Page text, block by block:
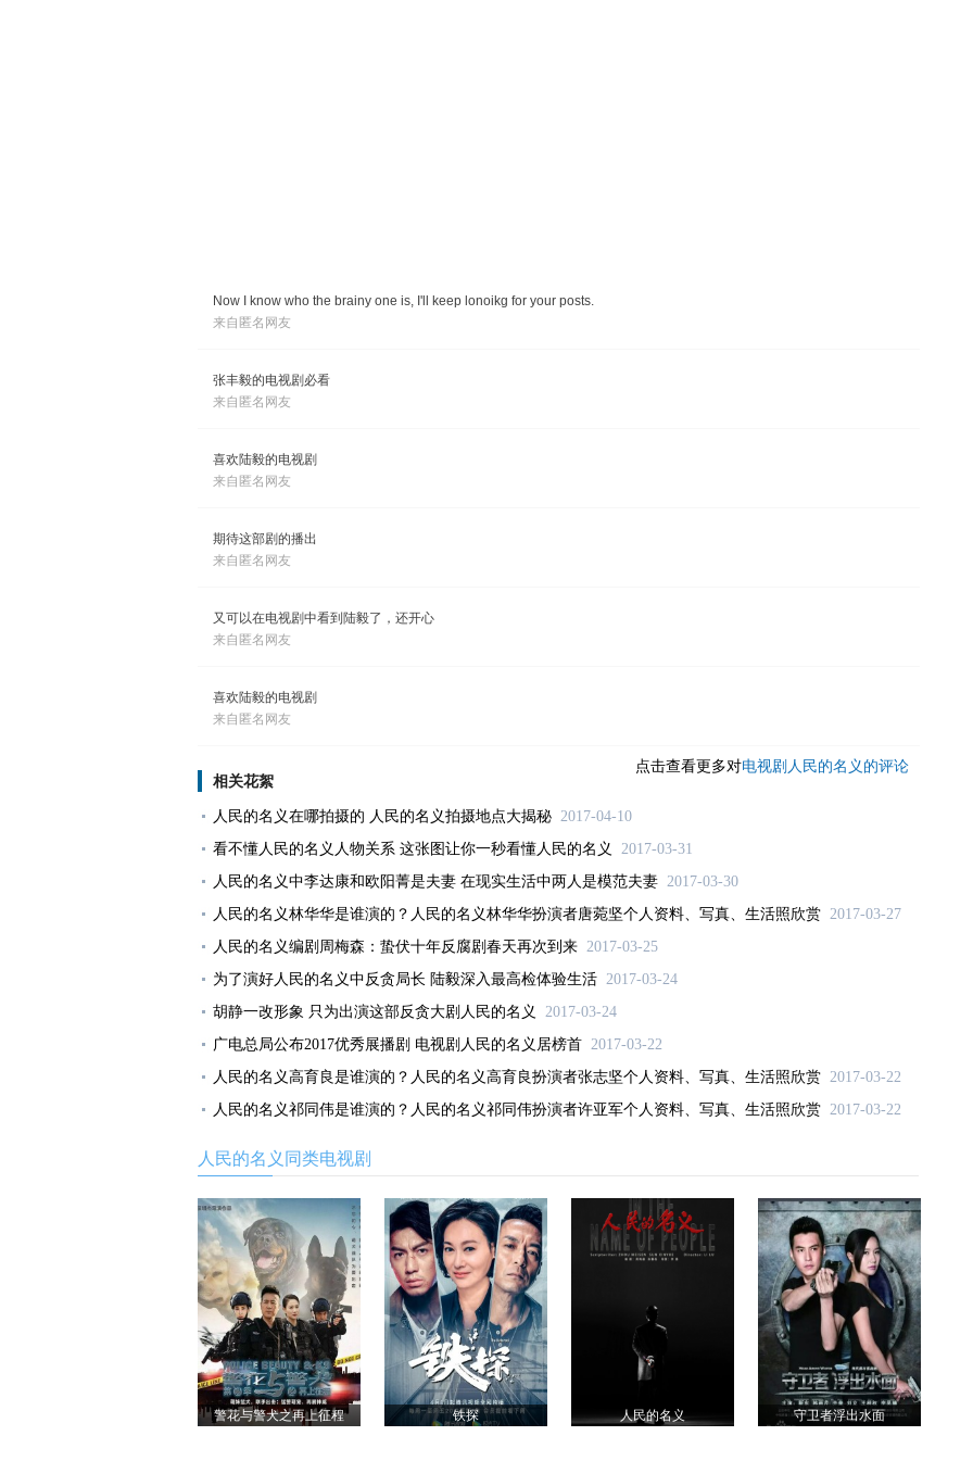
Now I know who the brainy one is, I'll keep lonoikg for your posts.
来自匿名网友
张丰毅的电视剧必看
来自匿名网友
喜欢陆毅的电视剧
来自匿名网友
期待这部剧的播出
来自匿名网友
又可以在电视剧中看到陆毅了，还开心
来自匿名网友
喜欢陆毅的电视剧
来自匿名网友
点击查看更多对电视剧人民的名义的评论
相关花絮
人民的名义在哪拍摄的 人民的名义拍摄地点大揭秘 2017-04-10
看不懂人民的名义人物关系 这张图让你一秒看懂人民的名义
2017-03-31
人民的名义中李达康和欧阳菁是夫妻 在现实生活中两人是模范夫妻 2017-03-30
人民的名义林华华是谁演的？人民的名义林华华扮演者唐菀坚个人资料、写真、生活照欣赏 2017-03-27
人民的名义编剧周梅森：蛰伏十年反腐剧春天再次到来 2017-03-25
为了演好人民的名义中反贪局长 陆毅深入最高检体验生活 2017-03-24
胡静一改形象 只为出演这部反贪大剧人民的名义
2017-03-24
广电总局公布2017优秀展播剧 电视剧人民的名义居榜首 2017-03-22
人民的名义高育良是谁演的？人民的名义高育良扮演者张志坚个人资料、写真、生活照欣赏 2017-03-22
人民的名义祁同伟是谁演的？人民的名义祁同伟扮演者许亚军个人资料、写真、生活照欣赏 2017-03-22
人民的名义同类电视剧
警花与警犬之再上征程 铁探 人民的名义 守卫者浮出水面